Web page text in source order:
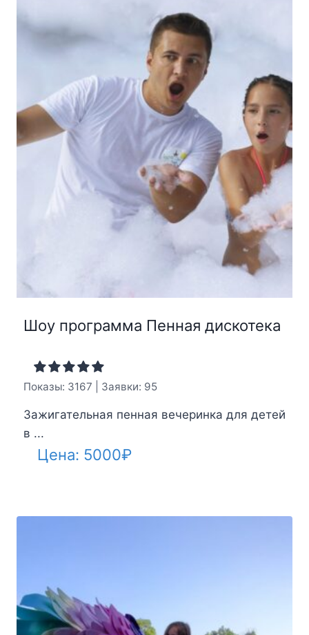
Шоу программа Пенная дискотека
Показы: 3167 | Заявки: 95
Зажигательная пенная вечеринка для детей
в ...
Цена: 5000₽